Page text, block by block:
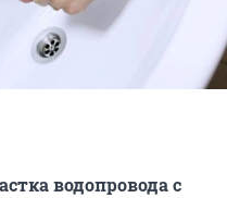
водопровода с